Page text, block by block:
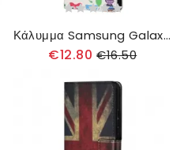
Κάλυμμα Samsung Galaxy A13 5G Πολλαπλές Κουκουβάγιες
€12.80 €16.50